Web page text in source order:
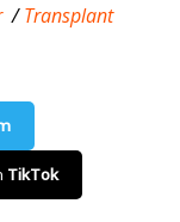
/Transplant
TikTok